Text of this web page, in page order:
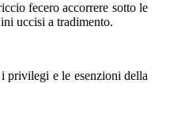
fecero accorrere sotto le
uccisi a tradimento.
privilegi e le esenzioni della